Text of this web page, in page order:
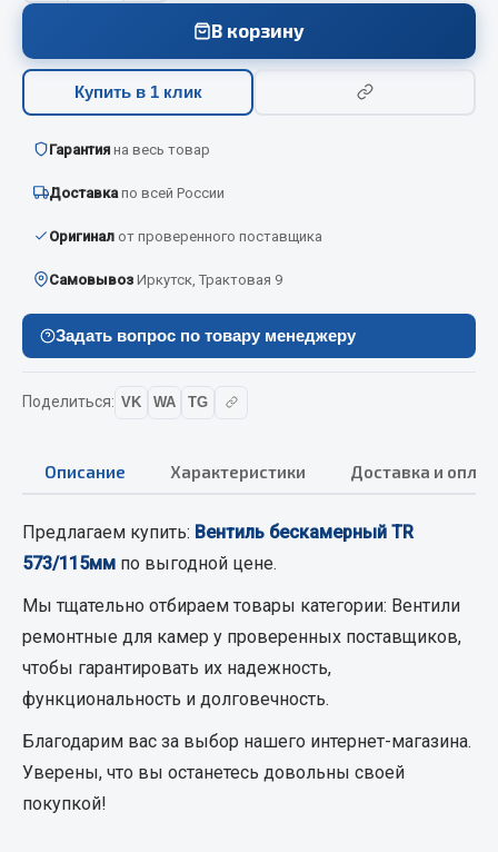
Автокаталоги
Аксессуары автомобильные
Вентиляторы кабины
Весь раздел
Охладжающие жидкости
Весь раздел
Болты
Гайки
Кольца стопорные
Пресс-масленки
Пробки
В корзину
Купить в 1 клик
Гарантия на весь товар
Доставка по всей России
Оригинал от проверенного поставщика
Самовывоз Иркутск, Трактовая 9
Задать вопрос по товару менеджеру
Поделиться: VK WA TG
Описание Характеристики Доставка и
Предлагаем купить: Вентиль бескамерный TR
573/115мм по выгодной цене.
Мы тщательно отбираем товары категории: Вентили
ремонтные для камер у проверенных поставщиков,
чтобы гарантировать их надежность,
функциональность и долговечность.
Благодарим вас за выбор нашего интернет-магазина.
Уверены, что вы останетесь довольны своей
покупкой!